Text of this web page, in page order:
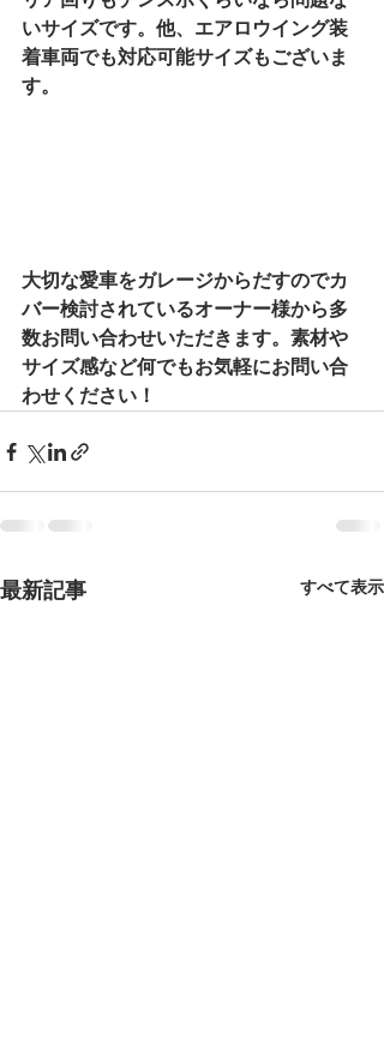
いサイズです。他、エアロウイング装
着車両でも対応可能サイズもございま
す。
大切な愛車をガレージからだすのでカ
バー検討されているオーナー様から多
数お問い合わせいただきます。素材や
サイズ感など何でもお気軽にお問い合
わせください！
最新記事 すべて表示